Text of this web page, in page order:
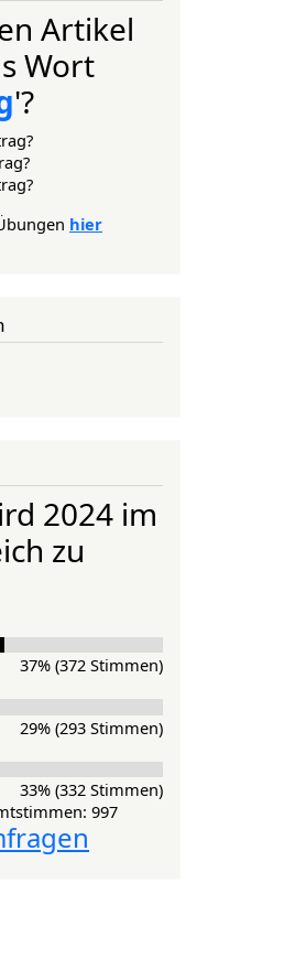
Artikel
Wort
'?
hier
2024 im
zu
37% (372 Stimmen)
29% (293 Stimmen)
33% (332 Stimmen)
997